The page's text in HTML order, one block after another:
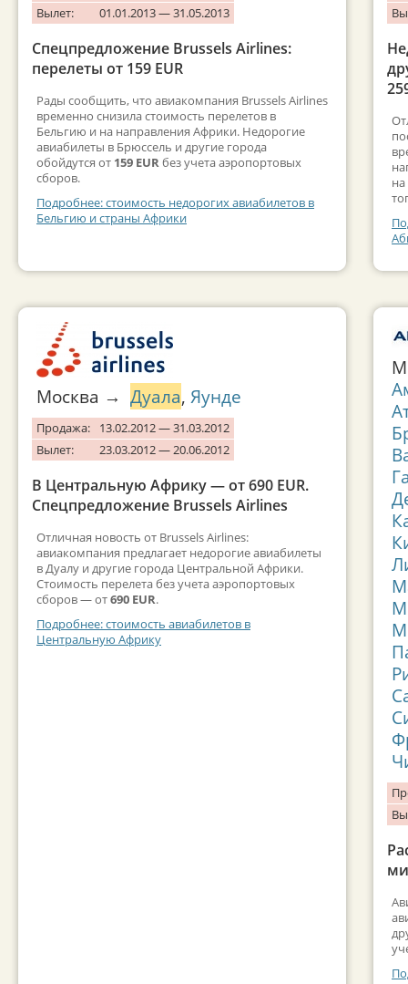
Вылет:
01.01.2013 — 31.05.2013
Спецпредложение Brussels Airlines:
перелеты от 159 EUR
Рады сообщить, что авиакомпания Brussels Airlines
временно снизила стоимость перелетов в
Бельгию и на направления Африки. Недорогие
авиабилеты в Брюссель и другие города
обойдутся от 159 EURбез учета аэропортовых
сборов.
Подробнее: стоимость недорогих авиабилетов в
Бельгию и страны Африки
Москва → Дуала, Яунде
Продажа:
13.02.2012 — 31.03.2012
Вылет:
23.03.2012 — 20.06.2012
В Центральную Африку — от 690 EUR.
Спецпредложение Brussels Airlines
Отличная новость от Brussels Airlines:
авиакомпания предлагает недорогие авиабилеты
в Дуалу и другие города Центральной Африки.
Стоимость перелета без учета аэропортовых
сборов — от690 EUR.
Подробнее: стоимость авиабилетов в
Центральную Африку